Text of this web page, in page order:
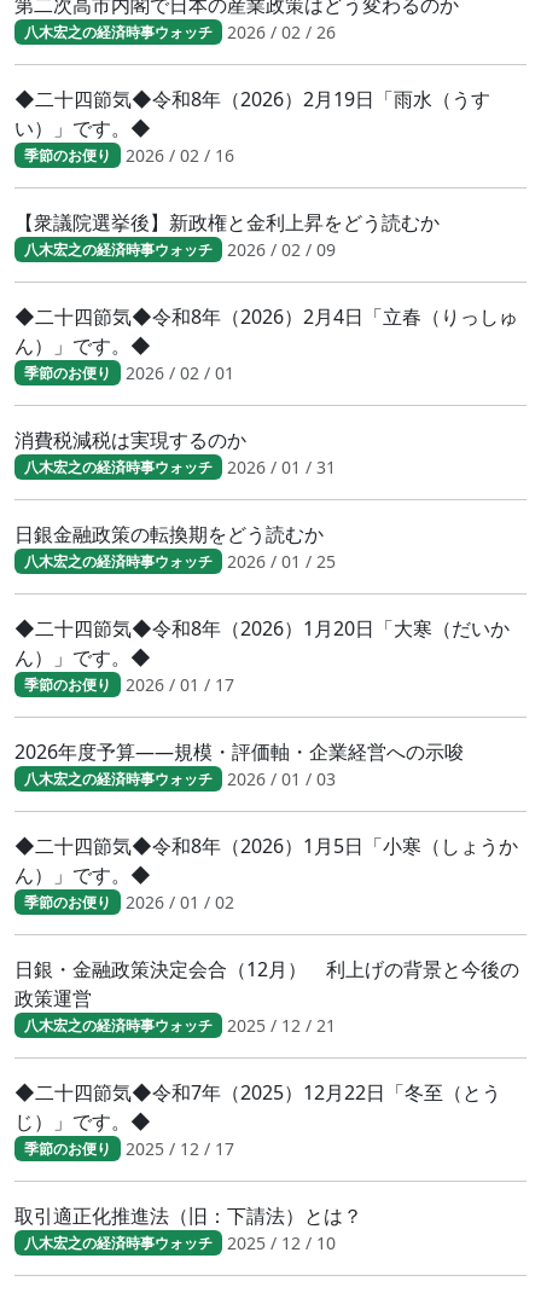
八木宏之の経済時事ウォッチ 2026 / 02 / 26
◆二十四節気◆令和8年（2026）2月19日「雨水（うす
い）」です。◆
季節のお便り 2026 / 02 / 16
【衆議院選挙後】新政権と金利上昇をどう読むか
八木宏之の経済時事ウォッチ 2026 / 02 / 09
◆二十四節気◆令和8年（2026）2月4日「立春（りっしゅ
ん）」です。◆
季節のお便り 2026 / 02 / 01
消費税減税は実現するのか
八木宏之の経済時事ウォッチ 2026 / 01 / 31
日銀金融政策の転換期をどう読むか
八木宏之の経済時事ウォッチ 2026 / 01 / 25
◆二十四節気◆令和8年（2026）1月20日「大寒（だいか
ん）」です。◆
季節のお便り 2026 / 01 / 17
2026年度予算――規模・評価軸・企業経営への示唆
八木宏之の経済時事ウォッチ 2026 / 01 / 03
◆二十四節気◆令和8年（2026）1月5日「小寒（しょうか
ん）」です。◆
季節のお便り 2026 / 01 / 02
日銀・金融政策決定会合（12月） 利上げの背景と今後の
政策運営
八木宏之の経済時事ウォッチ 2025 / 12 / 21
◆二十四節気◆令和7年（2025）12月22日「冬至（とう
じ）」です。◆
季節のお便り 2025 / 12 / 17
取引適正化推進法（旧：下請法）とは？
八木宏之の経済時事ウォッチ 2025 / 12 / 10